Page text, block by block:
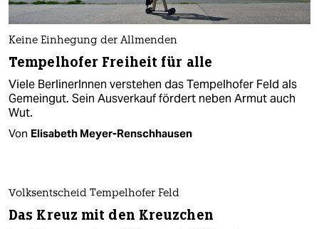
Keine Einhegung der Allmenden
Tempelhofer Freiheit für alle
Viele BerlinerInnen verstehen das Tempelhofer Feld als
Gemeingut. Sein Ausverkauf fördert neben Armut auch
Wut.
Von Elisabeth Meyer-Renschhausen
Volksentscheid Tempelhofer Feld
Das Kreuz mit den Kreuzchen